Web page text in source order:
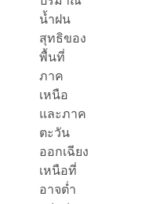
น้ำฝน
สุทธิของ
พื้นที่
ภาค
เหนือ
และภาค
ตะวัน
ออกเฉียง
เหนือที่
อาจต่ำ